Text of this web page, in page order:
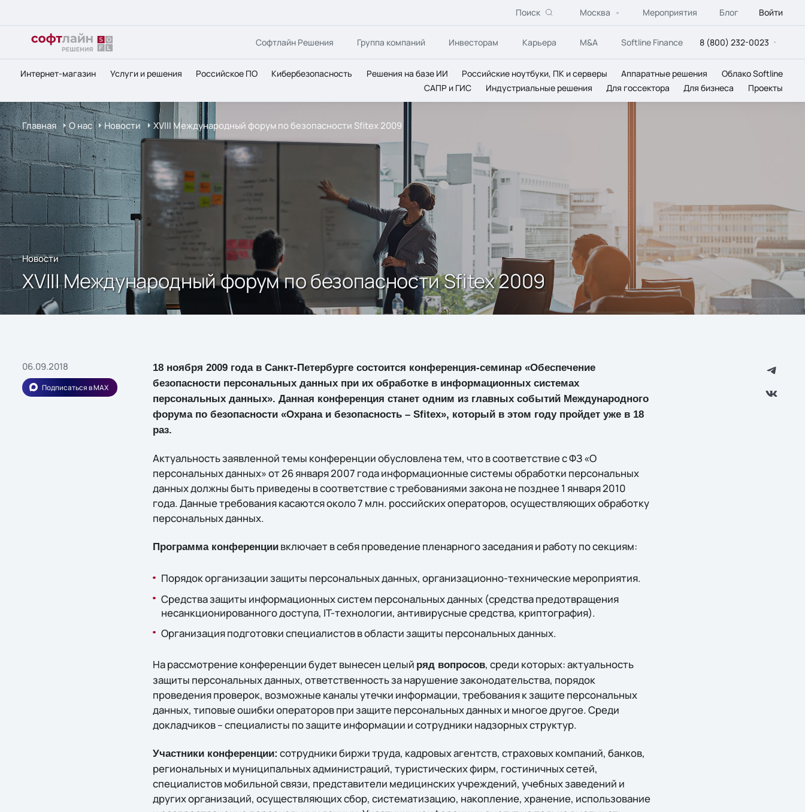
Поиск Москва Мероприятия Блог Войти
Софтлайн Решения Группа компаний Инвесторам Карьера M&A Softline Finance 8 (800) 232-0023
Интернет-магазин Услуги и решения Российское ПО Кибербезопасность Решения на базе ИИ Российские ноутбуки, ПК и серверы Аппаратные решения
Облако Softline
САПР и ГИС
Индустриальные решения Для госсектора Для бизнеса Проекты
Главная О нас Новости XVIII Международный форум по безопасности Sfitex 2009
Новости
XVIII Международный форум по безопасности Sfitex 2009
06.09.2018
Подписаться в MAX
18 ноября 2009 года в Санкт-Петербурге состоится конференция-семинар «Обеспечение
безопасности персональных данных при их обработке в информационных системах
персональных данных». Данная конференция станет одним из главных событий Международного
форума по безопасности «Охрана и безопасность – Sfitex», который в этом году пройдет уже в 18
раз.
Актуальность заявленной темы конференции обусловлена тем, что в соответствие с ФЗ «О
персональных данных» от 26 января 2007 года информационные системы обработки персональных
данных должны быть приведены в соответствие с требованиями закона не позднее 1 января 2010
года. Данные требования касаются около 7 млн. российских операторов, осуществляющих обработку
персональных данных.
Программа конференциивключает в себя проведение пленарного заседания и работу по секциям:
Порядок организации защиты персональных данных, организационно-технические мероприятия.
Средства защиты информационных систем персональных данных (средства предотвращения
несанкционированного доступа, IT-технологии, антивирусные средства, криптография).
Организация подготовки специалистов в области защиты персональных данных.
На рассмотрение конференции будет вынесен целый ряд вопросов, среди которых: актуальность
защиты персональных данных, ответственность за нарушение законодательства, порядок
проведения проверок, возможные каналы утечки информации, требования к защите персональных
данных, типовые ошибки операторов при защите персональных данных и многое другое. Среди
докладчиков – специалисты по защите информации и сотрудники надзорных структур.
Участники конференции: сотрудники биржи труда, кадровых агентств, страховых компаний, банков,
региональных и муниципальных администраций, туристических фирм, гостиничных сетей,
специалистов мобильной связи, представители медицинских учреждений, учебных заведений и
других организаций, осуществляющих сбор, систематизацию, накопление, хранение, использование